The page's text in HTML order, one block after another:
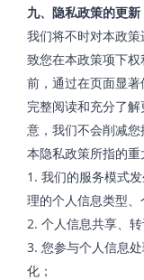
九、隐私政策的更新
我们将不时对本政
致您在本政策项下
前，通过在页面显
完整阅读和充分了
意，我们不会削减您
本隐私政策所指的重
1. 我们的服务模式
理的个人信息类型、
2. 个人信息共享、
3. 您参与个人信息
化；